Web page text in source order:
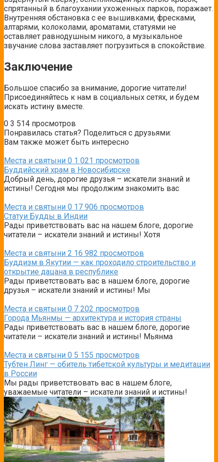
спрятанный в благоухании ухоженных парков, поражает.
Внутренняя обстановка с ее вышивками, фресками,
алтарями, колоколами, ароматами, статуями не
оставляет равнодушным никого, а музыкальное
звучание слова заставляет погрузиться в спокойствие.
Заключение
Большое спасибо за внимание, дорогие читатели!
Присоединяйтесь к нам в социальных сетях, и будем
искать истину вместе.
0 3 514 просмотров
Понравилась статья? Поделиться с друзьями:
Вам также может быть интересно
Места и святыни 0 1 021 просмотров
Буддийский храм в Новосибирске
Добрый день, дорогие друзья – искатели знаний и
истины! Сегодня мы продолжим знакомить вас
Места и святыни 0 17 906 просмотров
Статуи Будды в Индии
Рады приветствовать вас на нашем блоге, дорогие
читатели – искатели знаний и истины! Хотя
Места и святыни 2 16 982 просмотров
Буддизм в Якутии — как проходило строительство и
открытие дацана в республике
Рады приветствовать вас в нашем блоге, дорогие
друзья – искатели знаний и истины! Мы
Места и святыни 0 7 202 просмотров
Города Мьянмы — архитектура и история страны
Рады приветствовать вас в нашем блоге, дорогие
читатели – искатели знаний и истины! Мьянма
Места и святыни 0 5 155 просмотров
Тубтен Линг — обитель тибетской культуры и медитации
в России
Мы рады приветствовать вас в нашем блоге,
уважаемые читатели – искатели знаний и истины!